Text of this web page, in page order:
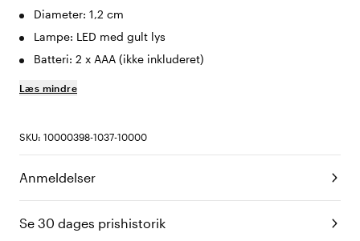
Diameter: 1,2 cm
Lampe: LED med gult lys
Batteri: 2 x AAA (ikke inkluderet)
Læs mindre
SKU: 10000398-1037-10000
Anmeldelser
Se 30 dages prishistorik